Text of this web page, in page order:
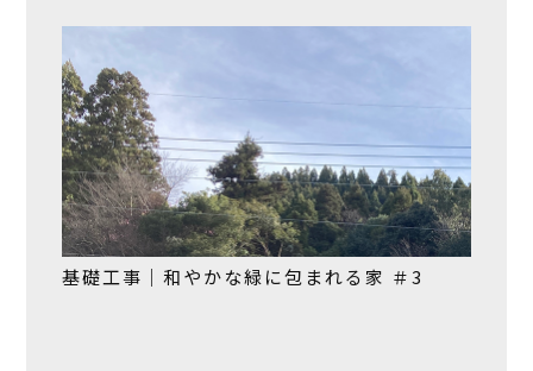
基礎工事｜和やかな緑に包まれる家 ＃3